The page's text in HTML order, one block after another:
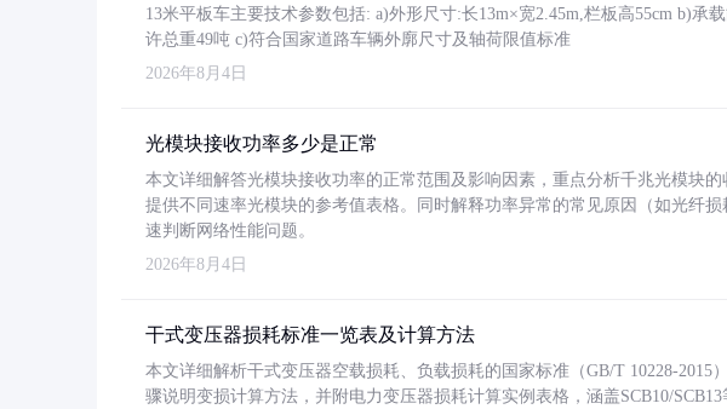
13米平板车主要技术参数包括: a)外形尺寸:长13m×宽2.45m,栏板高55cm b)承
许总重49吨 c)符合国家道路车辆外廓尺寸及轴荷限值标准
2026年8月4日
光模块接收功率多少是正常
本文详细解答光模块接收功率的正常范围及影响因素，重点分析千兆光模块
提供不同速率光模块的参考值表格。同时解释功率异常的常见原因（如光纤
速判断网络性能问题。
2026年8月4日
干式变压器损耗标准一览表及计算方法
本文详细解析干式变压器空载损耗、负载损耗的国家标准（GB/T 10228-2015
骤说明变损计算方法，并附电力变压器损耗计算实例表格，涵盖SCB10/